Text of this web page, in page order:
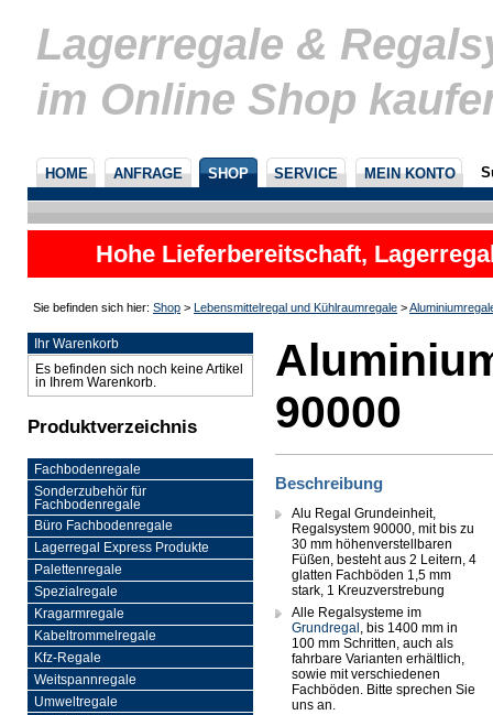
Lagerregale &
im Online Shop
HOME ANFRAGE SHOP SERVICE MEIN KONTO
Hohe Lieferbereitschaft,
nicht
Sie befinden sich hier: Shop > Lebensmittelregal und Kühlraumregale >
Ihr Warenkorb
Es befinden sich noch keine Artikel
in Ihrem Warenkorb.
Produktverzeichnis
Fachbodenregale
Sonderzubehör für
Fachbodenregale
Büro Fachbodenregale
Lagerregal Express Produkte
Palettenregale
Spezialregale
Kragarmregale
Kabeltrommelregale
Kfz-Regale
Weitspannregale
Umweltregale
90000
Beschreibung
Alu Regal Grundeinheit,
Regalsystem 90000, mit bis zu
30 mm höhenverstellbaren
Füßen, besteht aus 2 Leitern, 4
glatten Fachböden 1,5 mm
stark, 1 Kreuzverstrebung
Alle Regalsysteme im
Grundregal , bis 1400 mm in
100 mm Schritten, auch als
fahrbare Varianten erhältlich,
sowie mit verschiedenen
Fachböden. Bitte sprechen Sie
uns an.